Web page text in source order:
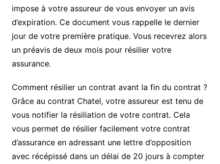
impose à votre assureur de vous envoyer un avis
d’expiration. Ce document vous rappelle le dernier
jour de votre première pratique. Vous recevrez alors
un préavis de deux mois pour résilier votre
assurance.
Comment résilier un contrat avant la fin du contrat ?
Grâce au contrat Chatel, votre assureur est tenu de
vous notifier la résiliation de votre contrat. Cela
vous permet de résilier facilement votre contrat
d’assurance en adressant une lettre d’opposition
avec récépissé dans un délai de 20 jours à compter